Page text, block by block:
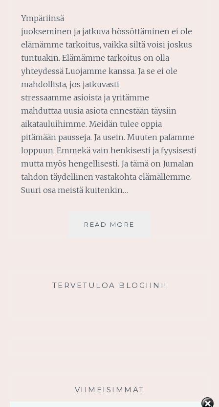
Ympäriinsä
juokseminen ja jatkuva hössöttäminen ei ole
elämämme tarkoitus, vaikka siltä voisi joskus
tuntuakin. Elämämme tarkoitus on olla
yhteydessä Luojamme kanssa. Ja se ei ole
mahdollista, jos jatkuvasti
stressaamme asioista ja yritämme
mahduttaa uusia asiota ennestään täysiin
aikatauluihimme. Meidän tulee oppia
pitämään pausseja. Ja usein. Muuten palamme
loppuun. Emmekä vain henkisesti ja fyysisesti
mutta myös hengellisesti. Ja tämä on Jumalan
tahdon täydellinen vastakohta elämällemme.
Suuri osa meistä kuitenkin…
READ MORE
TERVETULOA BLOGIINI!
VIIMEISIMMÄT